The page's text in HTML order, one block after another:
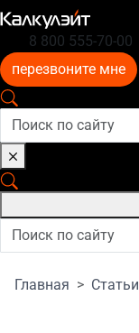
8 800 555-70-00
перезвоните мне
Главная Статьи